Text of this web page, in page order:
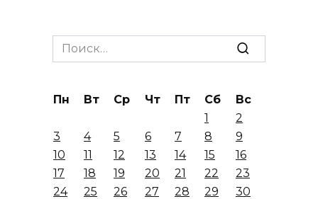
Search
for:
Пн Вт Ср Чт Пт Сб
Вс
1
2
3
4 5 6 7 8
9
10
11 12 13 14 15
16
17
18 19 20 21 22
23
24
25 26 27 28 29 30